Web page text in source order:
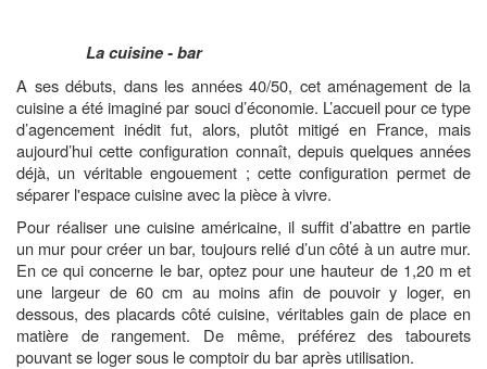
La cuisine - bar
A ses débuts, dans les années 40/50, cet aménagement de la
cuisine a été imaginé par souci d’économie. L’accueil pour ce type
d’agencement inédit fut, alors, plutôt mitigé en France, mais
aujourd’hui cette configuration connaît, depuis quelques années
déjà, un véritable engouement ; cette configuration permet de
séparer l'espace cuisine avec la pièce à vivre.
Pour réaliser une cuisine américaine, il suffit d’abattre en partie
un mur pour créer un bar, toujours relié d’un côté à un autre mur.
En ce qui concerne le bar, optez pour une hauteur de 1,20 m et
une largeur de 60 cm au moins afin de pouvoir y loger, en
dessous, des placards côté cuisine, véritables gain de place en
matière de rangement. De même, préférez des tabourets
pouvant se loger sous le comptoir du bar après utilisation.